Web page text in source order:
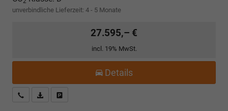
unverbindliche Lieferzeit: 4 - 5 Monate
27.595,– €
incl. 19% MwSt.
Details
Kostenloser Rückruf-Service
PDF-Datei, Fahrzeugexposé drucken